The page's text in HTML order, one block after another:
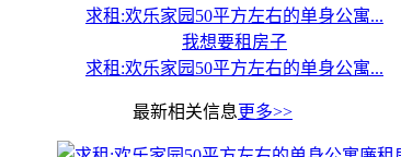
求租:欢乐家园50平方左右的单身公寓...
我想要租房子
求租:欢乐家园50平方左右的单身公寓...
最新相关信息更多>>